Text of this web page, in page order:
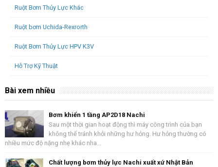
Ruột Bơm Thủy Lực Khác
Ruột bơm Uchida-Rexrorth
Ruột Bơm Thủy Lực HPV K3V
Hỗ Trợ Kỹ Thuật
Bài xem nhiều
Bơm khiển 1 tầng AP2D18 Nachi
Sau một thời gian hoạt động thì máy công trình của bạn
không thể tránh khỏi những hư hỏng. Hư hỏng thường có
nhiều mức độ nặng nhẹ khác nha...
Chất lượng bơm thủy lực Nachi xuất xứ Nhật Bản